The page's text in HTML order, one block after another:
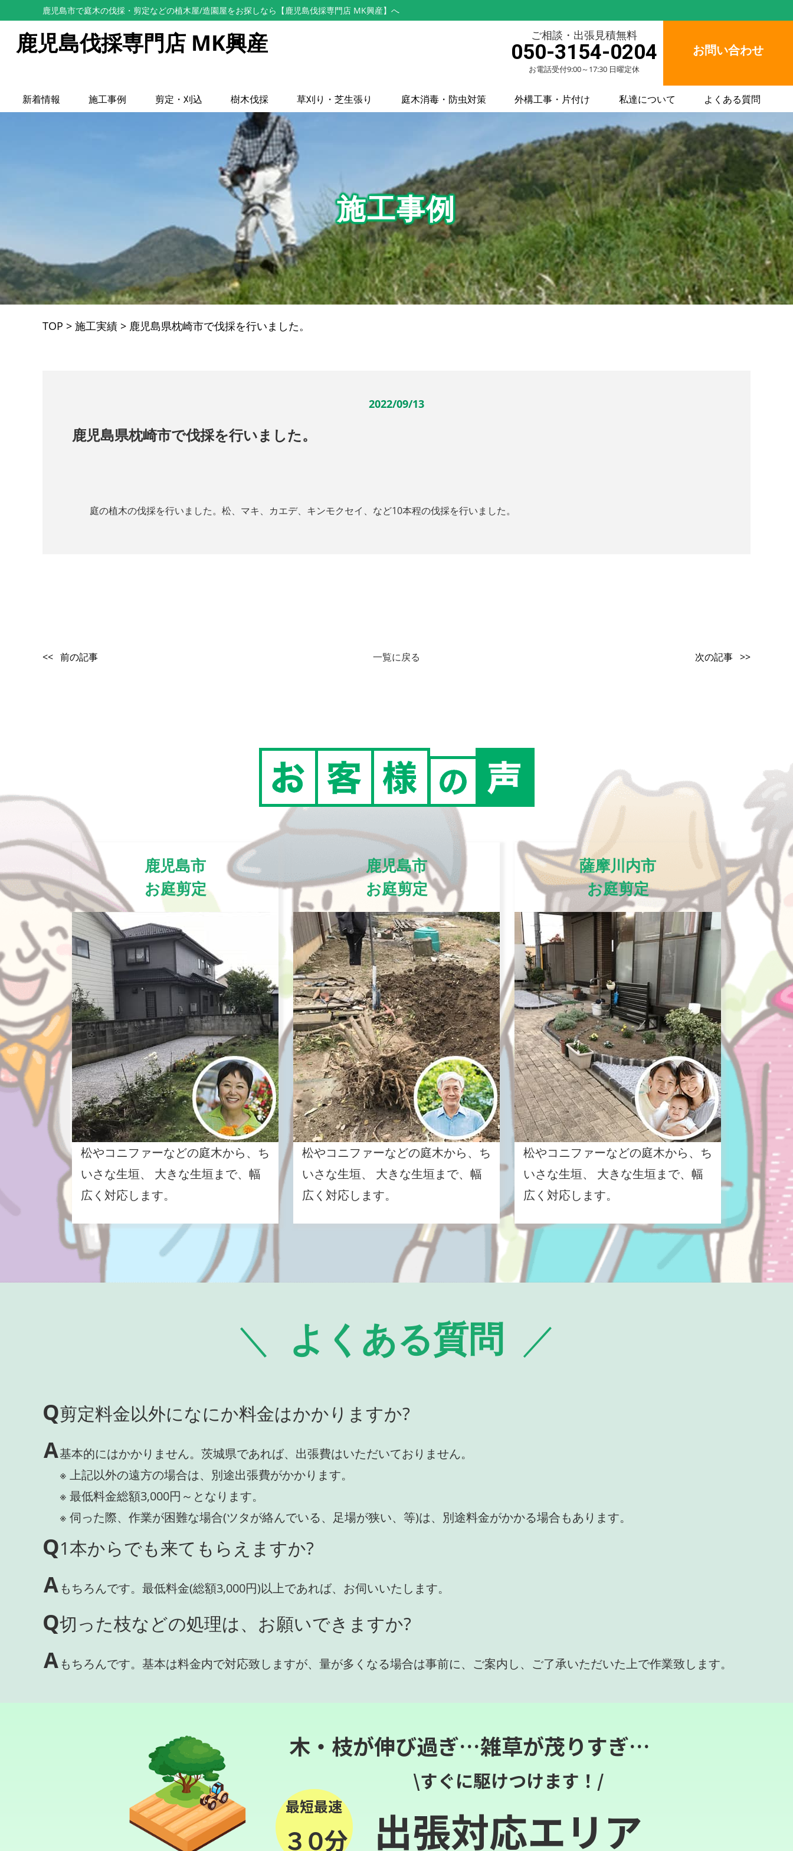
鹿児島市で庭木の伐採・剪定などの植木屋/造園屋をお探しなら【鹿児島伐採専門店 MK興産】へ
鹿児島伐採専門店 MK興産 ご相談・出張見積無料
050-3154-0204
お電話受付9:00～17:30 日曜定休
お問い合わせ
新着情報 施工事例 剪定・刈込 樹木伐採 草刈り・芝生張り 庭木消毒・防虫対策 外構工事・片付け 私達について よくある質問
施工事例
TOP > 施工実績 > 鹿児島県枕崎市で伐採を行いました。
2022/09/13
鹿児島県枕崎市で伐採を行いました。
庭の植木の伐採を行いました。松、マキ、カエデ、キンモクセイ、など10本程の伐採を行いました。
<< 前の記事 一覧に戻る 次の記事 >>
鹿児島市
お庭剪定
松やコニファーなどの庭木から、ち
いさな生垣、 大きな生垣まで、幅
広く対応します。
鹿児島市
お庭剪定
松やコニファーなどの庭木から、ち
いさな生垣、 大きな生垣まで、幅
広く対応します。
薩摩川内市
お庭剪定
松やコニファーなどの庭木から、ち
いさな生垣、 大きな生垣まで、幅
広く対応します。
よくある質問
Q剪定料金以外になにか料金はかかりますか?
A基本的にはかかりません。茨城県であれば、出張費はいただいておりません。
※ 上記以外の遠方の場合は、別途出張費がかかります。
※ 最低料金総額3,000円～となります。
※ 伺った際、作業が困難な場合(ツタが絡んでいる、足場が狭い、等)は、別途料金がかかる場合もあります。
Q1本からでも来てもらえますか?
Aもちろんです。最低料金(総額3,000円)以上であれば、お伺いいたします。
Q切った枝などの処理は、お願いできますか?
Aもちろんです。基本は料金内で対応致しますが、量が多くなる場合は事前に、ご案内し、ご了承いただいた上で作業致します。
木・枝が伸び過ぎ…雑草が茂りすぎ…
最短最速
３０分
\すぐに駆けつけます！/
出張対応エリア